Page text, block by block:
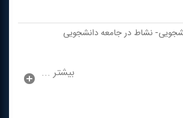
نشاط در جامعه دانشجویی
بیشتر ...